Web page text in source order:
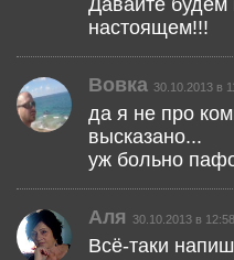
настоящем!!!
Вовка 30.10.2013 в
да я не про
высказано...
уж больно
Аля 30.10.2013 в 12:58
Всё-таки